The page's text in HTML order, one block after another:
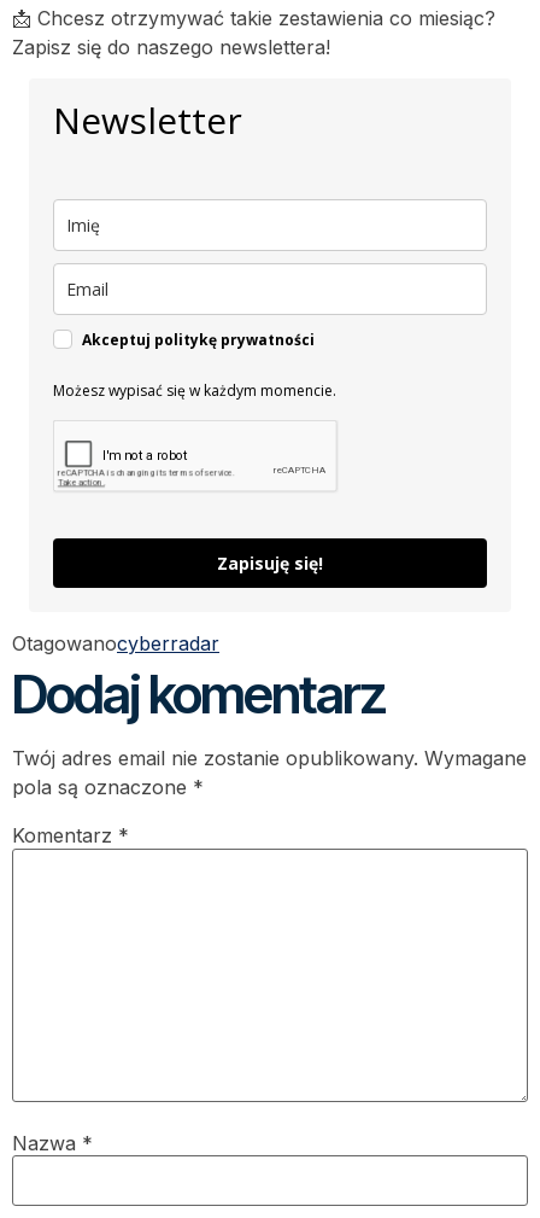
📩 Chcesz otrzymywać takie zestawienia co miesiąc?
Zapisz się do naszego newslettera!
Newsletter
Akceptuj politykę prywatności
Możesz wypisać się w każdym momencie.
Zapisuję się!
Otagowanocyberradar
Dodaj komentarz
Twój adres email nie zostanie opublikowany. Wymagane
pola są oznaczone *
Komentarz *
Nazwa *